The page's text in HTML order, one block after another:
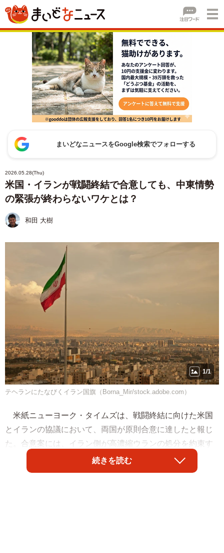
まいどなニュースをGoogle検索でフォローする
2026.05.28(Thu)
米国・イランが戦闘終結で合意しても、中東情勢
の緊張が終わらないワケとは？
和田 大樹
1/1
テヘランにたなびくイラン国旗（Borna_Mir/stock.adobe.com）
米紙ニューヨーク・タイムズは、戦闘終結に向けた米国
とイランの協議において、両国が原則合意に達したと報じ
た。合意案には、イラン側が高濃縮ウランの処分を約束す
ることや、ホルムズ海峡を開放することが条件として盛り
込まれており、これらを通じて戦闘を終結させる内容であ
続きを読む